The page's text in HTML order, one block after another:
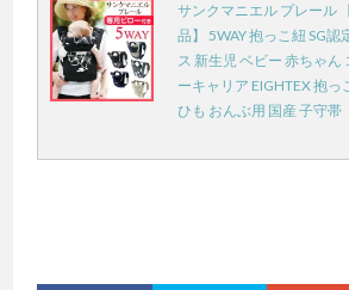
サンクマニエル プレール
品】 5WAY 抱っこ紐 SG認
ス 新生児 ベビー 赤ちゃん
ーキャリア EIGHTEX 抱
ひも おんぶ用 国産 子守帯